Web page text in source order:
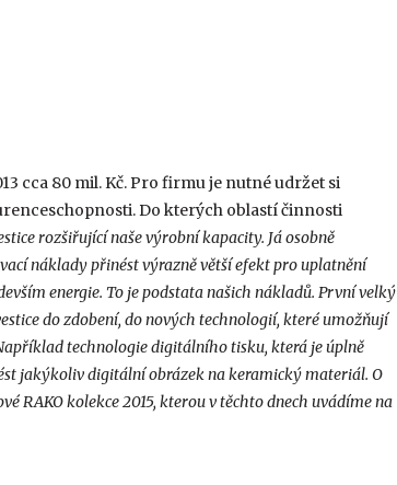
cca 80 mil. Kč. Pro firmu je nutné udržet si
Do kterých oblastí činnosti
rozšiřující naše výrobní kapacity. Já osobně
náklady přinést výrazně větší efekt pro uplatnění
energie. To je podstata našich nákladů. První velký
do zdobení, do nových technologií, které umožňují
technologie digitálního tisku, která je úplně
jakýkoliv digitální obrázek na keramický materiál. O
RAKO kolekce 2015, kterou v těchto dnech uvádíme na